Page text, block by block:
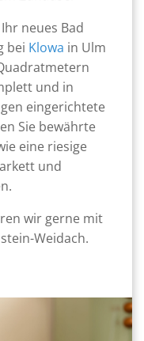
neues Bad
bei Klowa in Ulm
und in
eingerichtete
Sie bewährte
eine riesige
und
wir gerne mit
Weidach.